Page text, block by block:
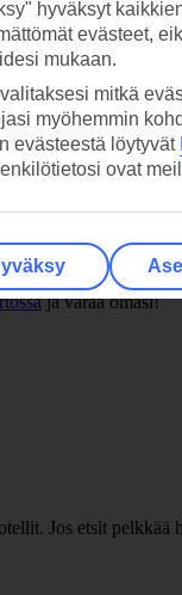
tyylisessä
voit nauttia
ja varaa omasi!
Jos etsit pelkkää
hyväksyt
evästeet,
mukaan.
mitkä
myöhemmin
evästeestä löytyvät
ovat